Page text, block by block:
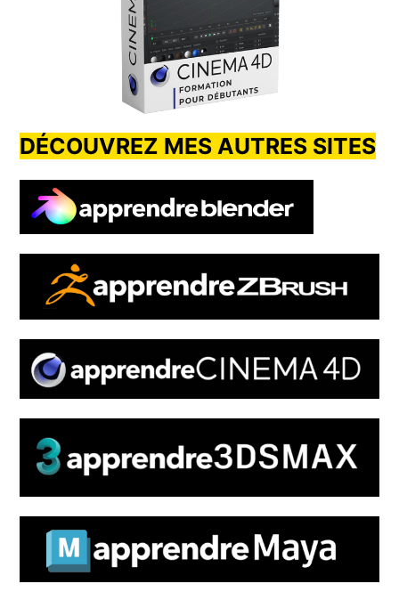
DÉCOUVREZ MES AUTRES SITES